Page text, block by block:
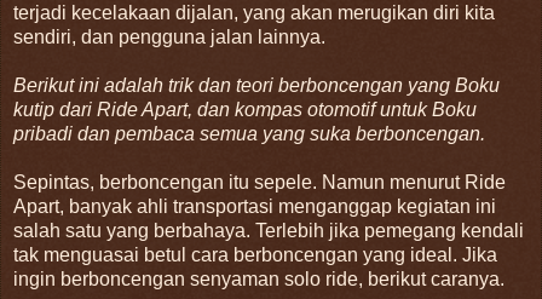
terjadi kecelakaan dijalan, yang akan merugikan diri kita
sendiri, dan pengguna jalan lainnya.
Berikut ini adalah trik dan teori berboncengan yang Boku
kutip dari Ride Apart, dan kompas otomotif untuk Boku
pribadi dan pembaca semua yang suka berboncengan.
Sepintas, berboncengan itu sepele. Namun menurut Ride
Apart, banyak ahli transportasi menganggap kegiatan ini
salah satu yang berbahaya. Terlebih jika pemegang kendali
tak menguasai betul cara berboncengan yang ideal. Jika
ingin berboncengan senyaman solo ride, berikut caranya.